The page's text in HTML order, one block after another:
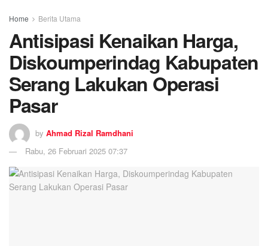
Home Berita Utama
Antisipasi Kenaikan Harga,
Diskoumperindag Kabupaten
Serang Lakukan Operasi
Pasar
by Ahmad Rizal Ramdhani
Rabu, 26 Februari 2025 07:37